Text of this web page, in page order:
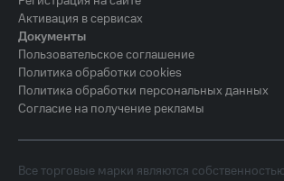
Активация в сервисах
Документы
Пользовательское соглашение
Политика обработки cookies
Политика обработки персональных данных
Согласие на получение рекламы
Все торговые марки являются